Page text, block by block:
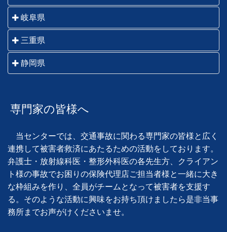
名古屋市・一宮市・瀬戸市・春日井市・犬山市・江南
市・小牧市・稲沢市・尾張旭市・岩倉市・豊明市・日
進市・清須市・北名古屋市・長久手市・津島市・愛西
市・弥富市・あま市・半田市・常滑市・東海市・大府
市・知多市・岡崎市・碧南市・刈谷市・豊田市・安城
岐阜県
岐阜市・羽島市・各務原市・山県市・瑞穂市・本巣
市・大垣市・海津市・関市・美濃市・美濃加茂市・可
児市・郡上市・多治見市・中津川市・瑞浪市・恵那
三重県
桑名市・いなべ市・四日市市・鈴鹿市・亀山市・津
市・松阪市・伊勢市・鳥羽市・志摩市・伊賀市・名張
静岡県
磐田市・森町・浜松市・湖西市
専門家の皆様へ
当センターでは、交通事故に関わる専門家の皆様と広く
連携して被害者救済にあたるための活動をしております。
弁護士・放射線科医・整形外科医の各先生方、クライアン
ト様の事故でお困りの保険代理店ご担当者様と一緒に大き
な枠組みを作り、全員がチームとなって被害者を支援す
る。そのような活動に興味をお持ち頂けましたら是非当事
務所までお声がけくださいませ。